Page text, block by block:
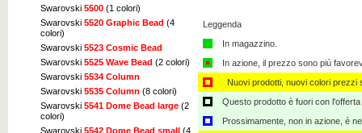
Swarovski 5500 (1 colori)
Swarovski 5520 Graphic Bead (4
colori)
Swarovski 5523 Cosmic Bead
Swarovski 5525 Wave Bead (2 colori)
Swarovski 5534 Column
Swarovski 5535 Column (8 colori)
Swarovski 5541 Dome Bead large (2
colori)
Swarovski 5542 Dome Bead small (4
Leggenda
In magazzino.
In azione, il prezzo sono più
Nuovi prodotti, nuovi colori prezzi
Questo prodotto è fuori con
Prossimamente, non in azione, è